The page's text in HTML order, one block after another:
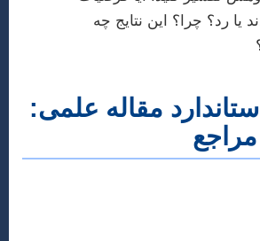
یا رد؟ چرا؟ این نتایج چه
مقاله علمی:
مراجع